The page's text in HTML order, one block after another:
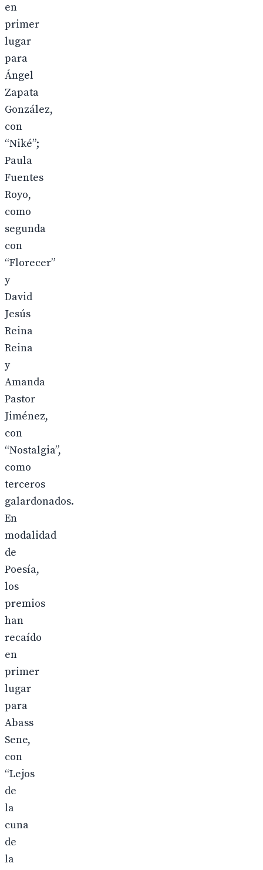
en
primer
lugar
para
Ángel
Zapata
González,
con
“Niké”;
Paula
Fuentes
Royo,
como
segunda
con
“Florecer”
y
David
Jesús
Reina
Reina
y
Amanda
Pastor
Jiménez,
con
“Nostalgia”,
como
terceros
galardonados.
En
modalidad
de
Poesía,
los
premios
han
recaído
en
primer
lugar
para
Abass
Sene,
con
“Lejos
de
la
cuna
de
la